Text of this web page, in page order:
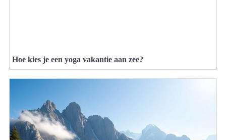
Hoe kies je een yoga vakantie aan zee?